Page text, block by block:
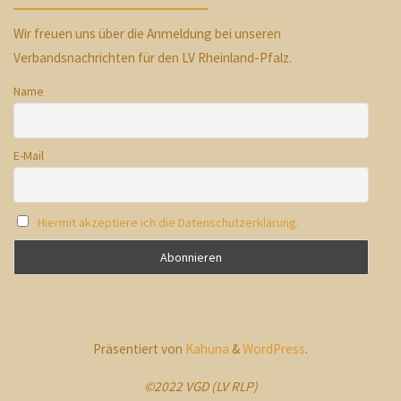
Wir freuen uns über die Anmeldung bei unseren
Verbandsnachrichten für den LV Rheinland-Pfalz.
Name
E-Mail
Hiermit akzeptiere ich die Datenschutzerklärung.
Präsentiert von Kahuna &WordPress.
©2022 VGD (LV RLP)